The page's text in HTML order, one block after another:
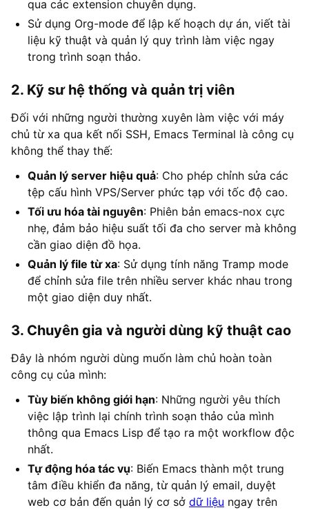
qua các extension chuyên dụng.
Sử dụng Org-mode để lập kế hoạch dự án, viết tài
liệu kỹ thuật và quản lý quy trình làm việc ngay
trong trình soạn thảo.
2. Kỹ sư hệ thống và quản trị viên
Đối với những người thường xuyên làm việc với máy
chủ từ xa qua kết nối SSH, Emacs Terminal là công cụ
không thể thay thế:
Quản lý server hiệu quả: Cho phép chỉnh sửa các
tệp cấu hình VPS/Server phức tạp với tốc độ cao.
Tối ưu hóa tài nguyên: Phiên bản emacs-nox cực
nhẹ, đảm bảo hiệu suất tối đa cho server mà không
cần giao diện đồ họa.
Quản lý file từ xa: Sử dụng tính năng Tramp mode
để chỉnh sửa file trên nhiều server khác nhau trong
một giao diện duy nhất.
3. Chuyên gia và người dùng kỹ thuật cao
Đây là nhóm người dùng muốn làm chủ hoàn toàn
công cụ của mình:
Tùy biến không giới hạn: Những người yêu thích
việc lập trình lại chính trình soạn thảo của mình
thông qua Emacs Lisp để tạo ra một workflow độc
nhất.
Tự động hóa tác vụ: Biến Emacs thành một trung
tâm điều khiển đa năng, từ quản lý email, duyệt
web cơ bản đến quản lý cơ sở dữ liệu ngay trên